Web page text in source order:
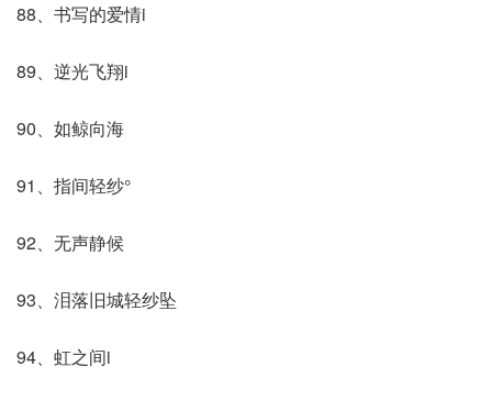
88、书写的爱情i
89、逆光飞翔i
90、如鲸向海
91、指间轻纱°
92、无声静候
93、泪落旧城轻纱坠
94、虹之间i